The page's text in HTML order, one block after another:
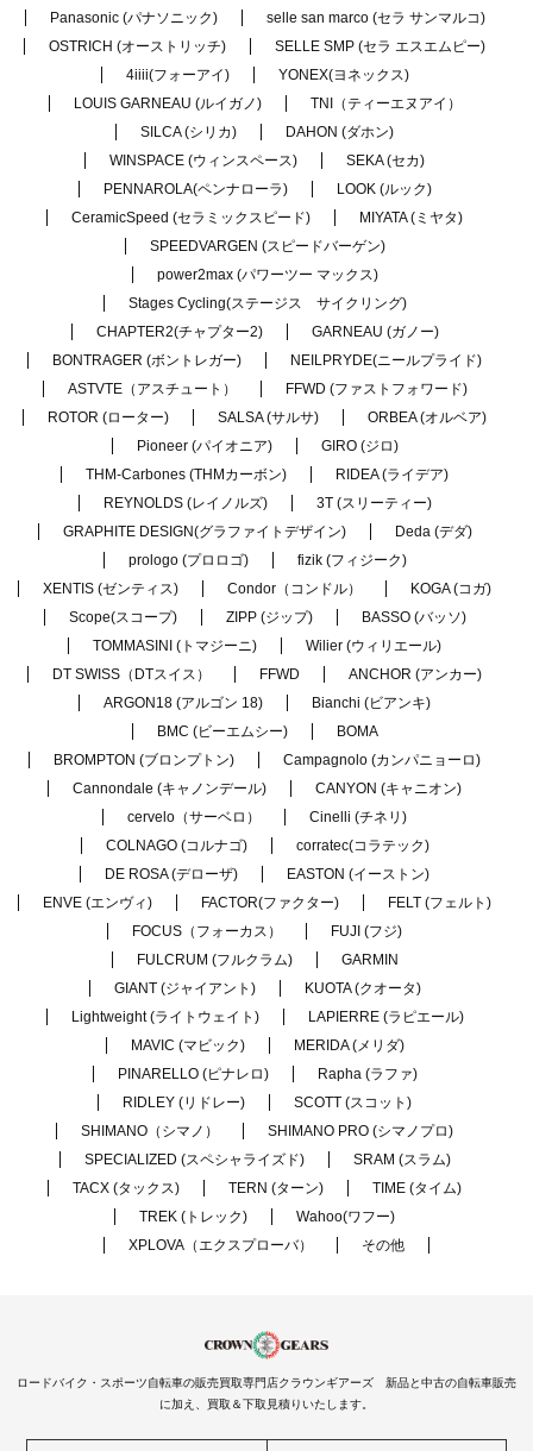
Panasonic (パナソニック)
selle san marco (セラ サンマルコ)
OSTRICH (オーストリッチ)
SELLE SMP (セラ エスエムピー)
4iiii(フォーアイ)
YONEX(ヨネックス)
LOUIS GARNEAU (ルイガノ)
TNI（ティーエヌアイ）
SILCA (シリカ)
DAHON (ダホン)
WINSPACE (ウィンスペース)
SEKA (セカ)
PENNAROLA(ペンナローラ)
LOOK (ルック)
CeramicSpeed (セラミックスピード)
MIYATA (ミヤタ)
SPEEDVARGEN (スピードバーゲン)
power2max (パワーツー マックス)
Stages Cycling(ステージス サイクリング)
CHAPTER2(チャプター2)
GARNEAU (ガノー)
BONTRAGER (ボントレガー)
NEILPRYDE(ニールプライド)
ASTVTE（アスチュート）
FFWD (ファストフォワード)
ROTOR (ローター)
SALSA (サルサ)
ORBEA (オルベア)
Pioneer (パイオニア)
GIRO (ジロ)
THM-Carbones (THMカーボン)
RIDEA (ライデア)
REYNOLDS (レイノルズ)
3T (スリーティー)
GRAPHITE DESIGN(グラファイトデザイン)
Deda (デダ)
prologo (プロロゴ)
fizik (フィジーク)
XENTIS (ゼンティス)
Condor（コンドル）
KOGA (コガ)
Scope(スコープ)
ZIPP (ジップ)
BASSO (バッソ)
TOMMASINI (トマジーニ)
Wilier (ウィリエール)
DT SWISS（DTスイス）
FFWD
ANCHOR (アンカー)
ARGON18 (アルゴン 18)
Bianchi (ビアンキ)
BMC (ビーエムシー)
BOMA
BROMPTON (ブロンプトン)
Campagnolo (カンパニョーロ)
Cannondale (キャノンデール)
CANYON (キャニオン)
cervelo（サーベロ）
Cinelli (チネリ)
COLNAGO (コルナゴ)
corratec(コラテック)
DE ROSA (デローザ)
EASTON (イーストン)
ENVE (エンヴィ)
FACTOR(ファクター)
FELT (フェルト)
FOCUS（フォーカス）
FUJI (フジ)
FULCRUM (フルクラム)
GARMIN
GIANT (ジャイアント)
KUOTA (クオータ)
Lightweight (ライトウェイト)
LAPIERRE (ラピエール)
MAVIC (マビック)
MERIDA (メリダ)
PINARELLO (ピナレロ)
Rapha (ラファ)
RIDLEY (リドレー)
SCOTT (スコット)
SHIMANO（シマノ）
SHIMANO PRO (シマノプロ)
SPECIALIZED (スペシャライズド)
SRAM (スラム)
TACX (タックス)
TERN (ターン)
TIME (タイム)
TREK (トレック)
Wahoo(ワフー)
XPLOVA（エクスプローバ）
その他
ロードバイク・スポーツ自転車の販売買取専門店クラウンギアーズ 新品と中古の自転車販売
に加え、買取＆下取見積りいたします。